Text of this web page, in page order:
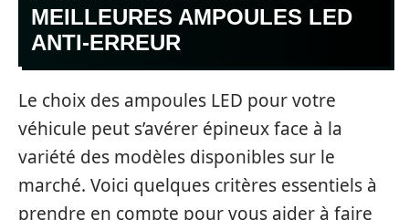
MEILLEURES AMPOULES LED
ANTI-ERREUR
Le choix des ampoules LED pour votre
véhicule peut s’avérer épineux face à la
variété des modèles disponibles sur le
marché. Voici quelques critères essentiels à
prendre en compte pour vous aider à faire